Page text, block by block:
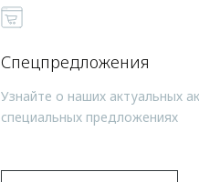
Спецпредложения
Узнайте о наших актуальных
специальных предложениях